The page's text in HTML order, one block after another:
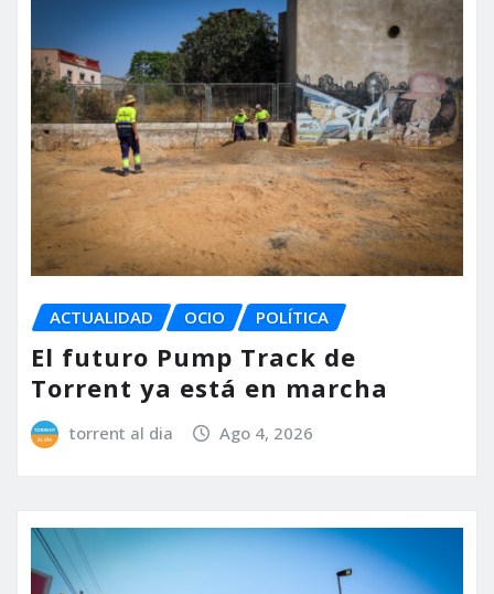
ACTUALIDAD OCIO POLÍTICA
El futuro Pump Track de
Torrent ya está en marcha
torrent al dia Ago 4, 2026